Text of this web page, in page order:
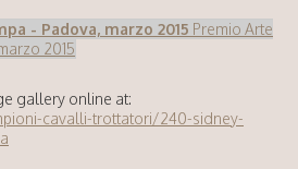
- Padova, marzo 2015 Premio Arte
2015
gallery online at:
cavalli-trottatori/240-sidney-